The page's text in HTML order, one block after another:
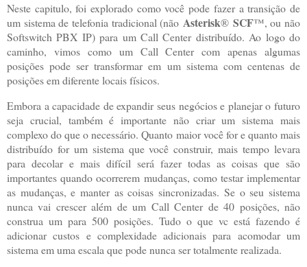
Neste capitulo, foi explorado como você pode fazer a transição de
um sistema de telefonia tradicional (não Asterisk® SCF™, ou não
Softswitch PBX IP) para um Call Center distribuído. Ao logo do
caminho, vimos como um Call Center com apenas algumas
posições pode ser transformar em um sistema com centenas de
posições em diferente locais físicos.
Embora a capacidade de expandir seus negócios e planejar o futuro
seja crucial, também é importante não criar um sistema mais
complexo do que o necessário. Quanto maior você for e quanto mais
distribuído for um sistema que você construir, mais tempo levara
para decolar e mais difícil será fazer todas as coisas que são
importantes quando ocorrerem mudanças, como testar implementar
as mudanças, e manter as coisas sincronizadas. Se o seu sistema
nunca vai crescer além de um Call Center de 40 posições, não
construa um para 500 posições. Tudo o que vc está fazendo é
adicionar custos e complexidade adicionais para acomodar um
sistema em uma escala que pode nunca ser totalmente realizada.